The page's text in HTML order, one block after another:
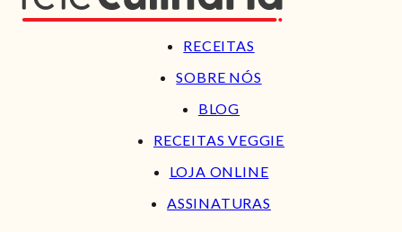
RECEITAS
SOBRE NÓS
BLOG
RECEITAS VEGGIE
LOJA ONLINE
ASSINATURAS